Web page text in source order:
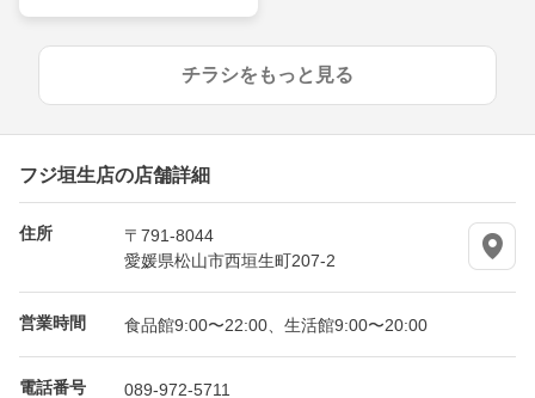
チラシをもっと見る
フジ垣生店の店舗詳細
住所
〒791-8044
愛媛県松山市西垣生町207-2
営業時間 食品館9:00〜22:00、生活館9:00〜20:00
電話番号 089-972-5711